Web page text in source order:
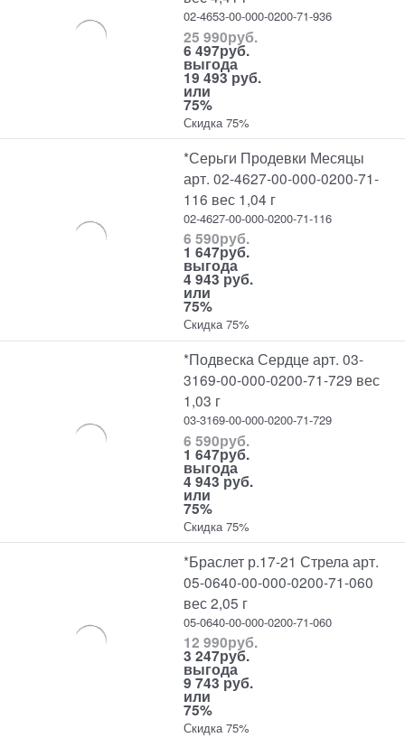
02-4653-00-000-0200-71-936
25 990руб.
6 497руб.
выгода
19 493 руб.
или
75%
Скидка 75%
*Серьги Продевки Месяцы
арт. 02-4627-00-000-0200-71-
116 вес 1,04 г
02-4627-00-000-0200-71-116
6 590руб.
1 647руб.
выгода
4 943 руб.
или
75%
Скидка 75%
*Подвеска Сердце арт. 03-
3169-00-000-0200-71-729 вес
1,03 г
03-3169-00-000-0200-71-729
6 590руб.
1 647руб.
выгода
4 943 руб.
или
75%
Скидка 75%
*Браслет р.17-21 Стрела арт.
05-0640-00-000-0200-71-060
вес 2,05 г
05-0640-00-000-0200-71-060
12 990руб.
3 247руб.
выгода
9 743 руб.
или
75%
Скидка 75%